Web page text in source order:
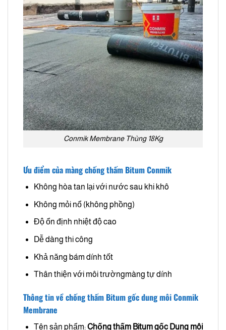
Conmik Membrane Thùng 18Kg
Ưu điểm của màng chống thấm Bitum Conmik
Không hòa tan lại với nước sau khi khô
Không mỏi nổ (không phồng)
Độ ổn định nhiệt độ cao
Dễ dàng thi công
Khả năng bám dính tốt
Thân thiện với môi trườngmàng tự dính
Thông tin về chống thấm Bitum gốc dung môi Conmik
Membrane
Tên sản phẩm:Chống thấm Bitum gốc Dung môi